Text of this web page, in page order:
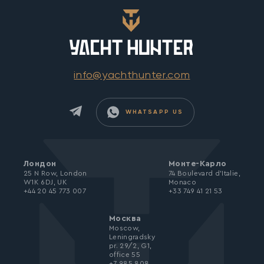
info@yachthunter.com
WHATSAPP US
Лондон
25 N Row, London
W1K 6DJ, UK
+44 20 45 773 007
Монте-Карло
74 Boulevard d’Italie,
Monaco
+33 749 41 21 53
Москва
Moscow,
Leningradsky
pr. 29/2, G1,
office 55